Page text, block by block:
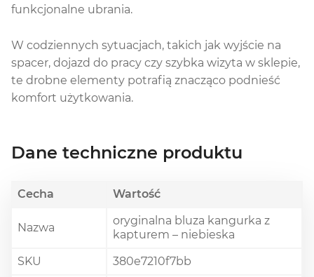
funkcjonalne ubrania.
W codziennych sytuacjach, takich jak wyjście na
spacer, dojazd do pracy czy szybka wizyta w sklepie,
te drobne elementy potrafią znacząco podnieść
komfort użytkowania.
Dane techniczne produktu
Cecha Wartość
Nazwa
oryginalna bluza kangurka z
kapturem – niebieska
SKU
380e7210f7bb